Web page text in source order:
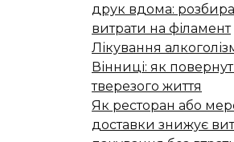
друк вдома:
витрати на філамент
Лікування
Вінниці: як
тверезого життя
Як ресторан або
доставки знижує